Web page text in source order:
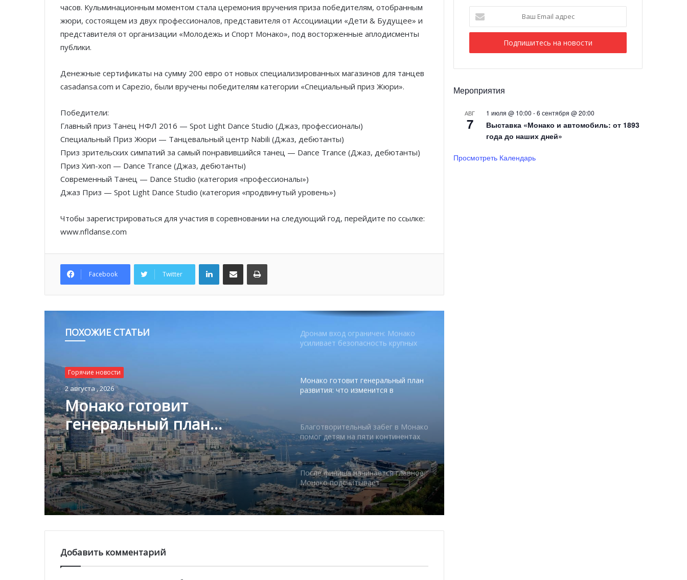
часов. Кульминационным моментом стала церемония вручения приза победителям, отобранным
жюри, состоящем из двух профессионалов, представителя от Ассоцииации «Дети & Будущее» и
представителя от организации «Молодежь и Спорт Монако», под восторженные аплодисменты
публики.
Денежные сертификаты на сумму 200 евро от новых специализированных магазинов для танцев
casadansa.com и Capezio, были вручены победителям категории «Специальный приз Жюри».
Победители:
Главный приз Танец НФЛ 2016 — Spot Light Dance Studio (Джаз, профессионалы)
Специальный Приз Жюри — Танцевальный центр Nabili (Джаз, дебютанты)
Приз зрительских симпатий за самый понравившийся танец — Dance Trance (Джаз, дебютанты)
Приз Хип-хоп — Dance Trance (Джаз, дебютанты)
Современный Танец — Dance Studio (категория «профессионалы»)
Джаз Приз — Spot Light Dance Studio (категория «продвинутый уровень»)
Чтобы зарегистрироваться для участия в соревновании на следующий год, перейдите по ссылке:
www.nfldanse.com
Facebook Twitter
LinkedInПоделиться по электронной почте Распечатать
ПОХОЖИЕ СТАТЬИ
Горячие новости
2 августа , 2026
Монако готовит
генеральный план
развития: что изменится в
Княжестве
Ferrari набирает скорость перед
SBM и Be Safe Monaco продлили
FESTIVAL готовит вечер мирового
Дронам вход ограничен: Монако
усиливает безопасность крупных
Монако готовит генеральный план
развития: что изменится в
Благотворительный забег в Монако
помог детям на пяти континентах
После финиша начинается главное:
Монако подсчитывает
экономическую ценность Гран-при
Формулы-1
драйвером роста индустрии
Князь Альбер II и Принцесса
Добавить комментарий
Email
адрес
Мероприятия
АВГ
7
1 июля @ 10:00 -6 сентября @ 20:00
Выставка «Монако и автомобиль: от 1893
года до наших дней»
Просмотреть Календарь